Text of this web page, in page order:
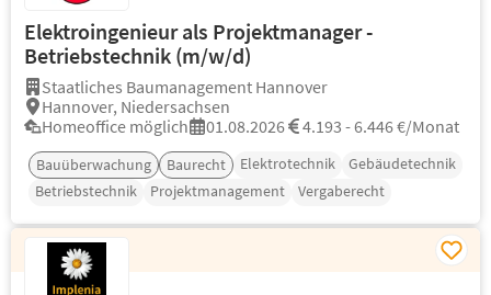
Elektroingenieur als Projektmanager -
Betriebstechnik (m/w/d)
Staatliches Baumanagement Hannover
Hannover, Niedersachsen
Homeoffice möglich
01.08.2026 4.193 - 6.446 €/Monat
Bauüberwachung Baurecht Elektrotechnik
Gebäudetechnik
Betriebstechnik
Projektmanagement Vergaberecht